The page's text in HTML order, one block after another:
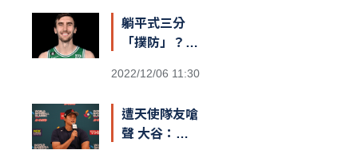
躺平式三分
「撲防」？
Kornet遮蓋
熱議
2022/12/06 11:30
遭天使隊友嗆
聲 大谷：還